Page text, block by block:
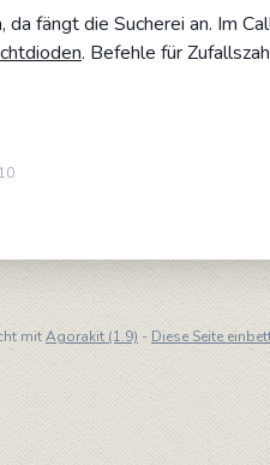
fängt die Sucherei an. Im
. Befehle für
mitAgorakit (1.9) - Diese Seite